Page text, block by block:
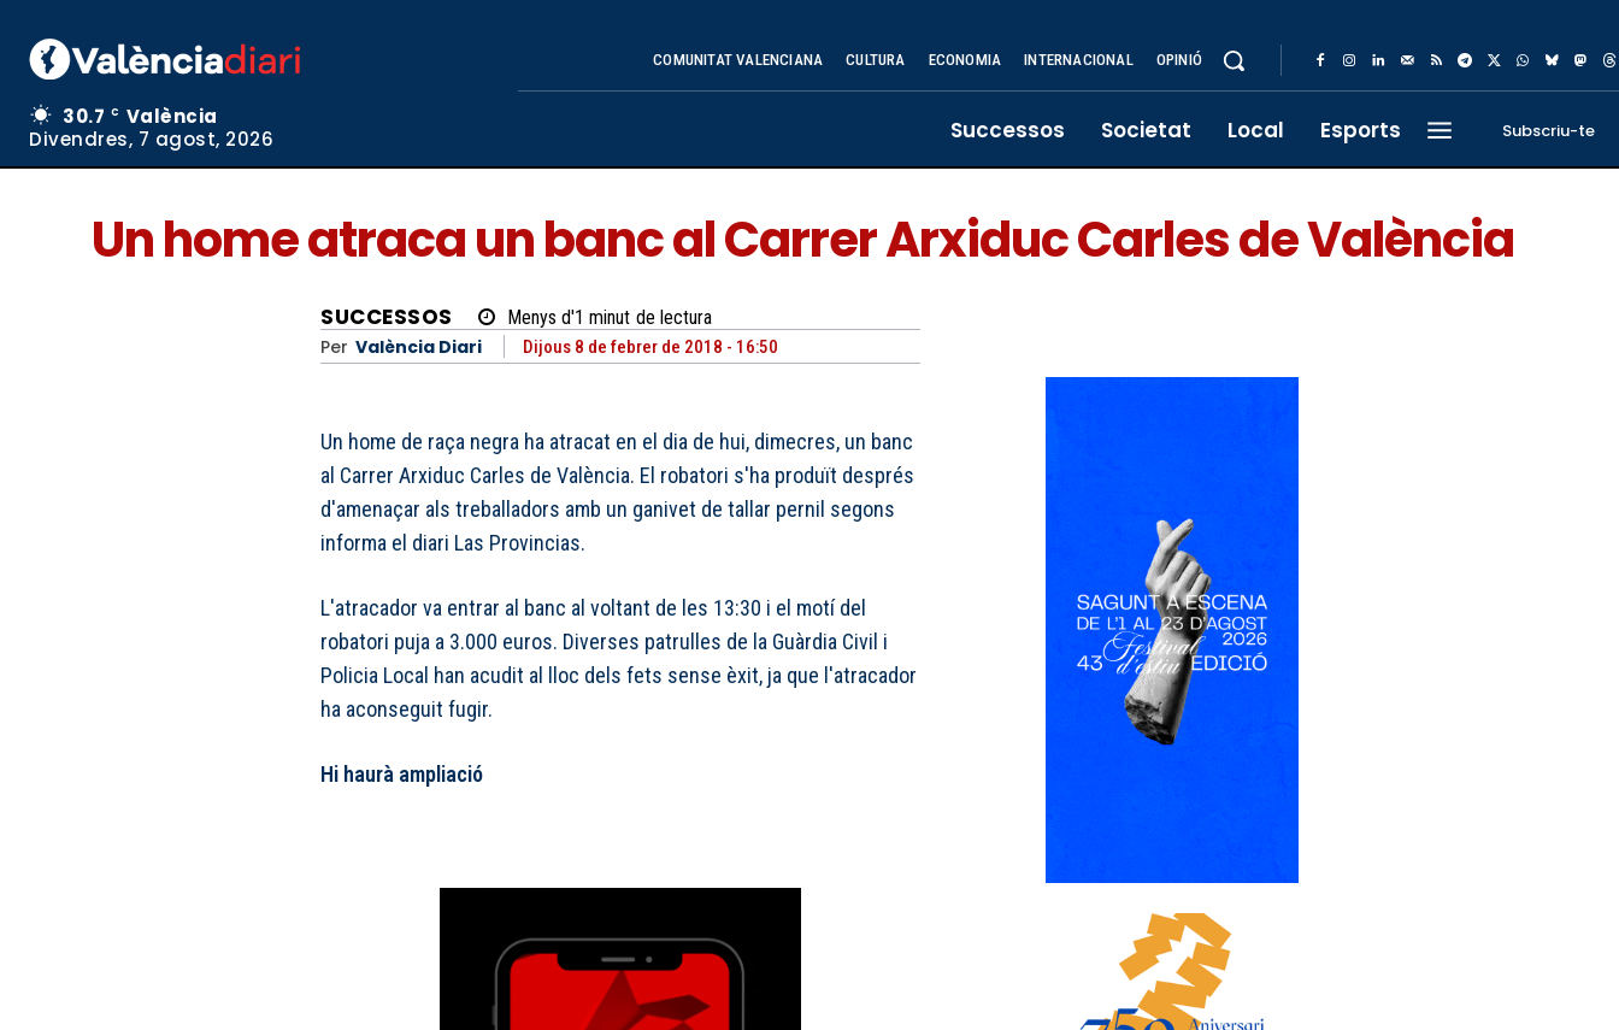
30.7 C
València
Divendres, 7 agost, 2026
COMUNITAT VALENCIANA CULTURA ECONOMIA INTERNACIONAL OPINIÓ
Successos Societat Local Esports Subscriu-te
Un home atraca un banc al Carrer Arxiduc Carles de València
SUCCESSOS Menys d'1 minut de lectura
Per València Diari Dijous 8 de febrer de 2018 - 16:50
Un home de raça negra ha atracat en el dia de hui, dimecres, un banc
al Carrer Arxiduc Carles de València. El robatori s'ha produït després
d'amenaçar als treballadors amb un ganivet de tallar pernil segons
informa el diari Las Provincias.
L'atracador va entrar al banc al voltant de les 13:30 i el motí del
robatori puja a 3.000 euros. Diverses patrulles de la Guàrdia Civil i
Policia Local han acudit al lloc dels fets sense èxit, ja que l'atracador
ha aconseguit fugir.
Hi haurà ampliació